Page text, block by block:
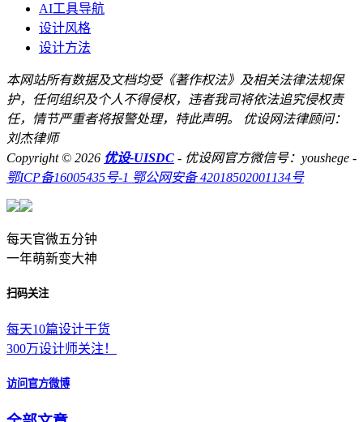
AI工具导航
设计风格
设计方法
本网站所有数据及文档均受《著作权法》及相关法律法规保
护，任何组织及个人不得侵权，违者我司将依法追究侵权责
任，情节严重者将报警处理，特此声明。 优设网法律顾问：
刘杰律师
Copyright © 2026 优设-UISDC - 优设网官方微信号：youshege -
鄂ICP备16005435号-1 鄂公网安备 42018502001134号
每天官微五分钟
一年萌新变大神
扫码关注
每天10篇设计干货
300万设计师关注！
访问官方微博